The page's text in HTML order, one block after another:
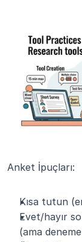
Anket İpuçları:
Kısa tutun
Evet/hayır
(ama